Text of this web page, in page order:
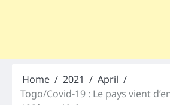
Home 2021
April
Togo/Covid-19 : Le pays vient